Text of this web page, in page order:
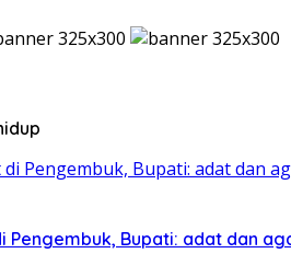
Pengembuk, Bupati: adat dan